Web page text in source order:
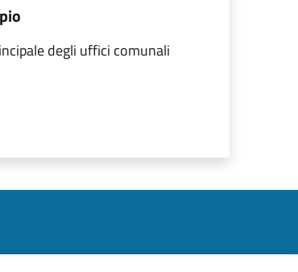
degli uffici comunali